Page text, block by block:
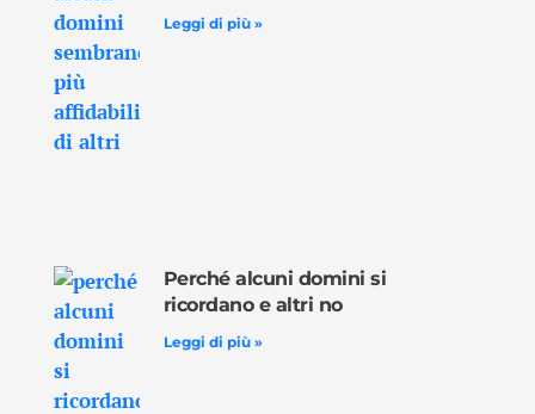
Leggi di più »
Perché alcuni domini si
ricordano e altri no
Leggi di più »